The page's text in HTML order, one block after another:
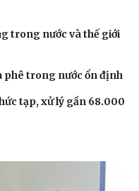
trong nước và thế giới
phê trong nước ổn định
tạp, xử lý gần 68.000